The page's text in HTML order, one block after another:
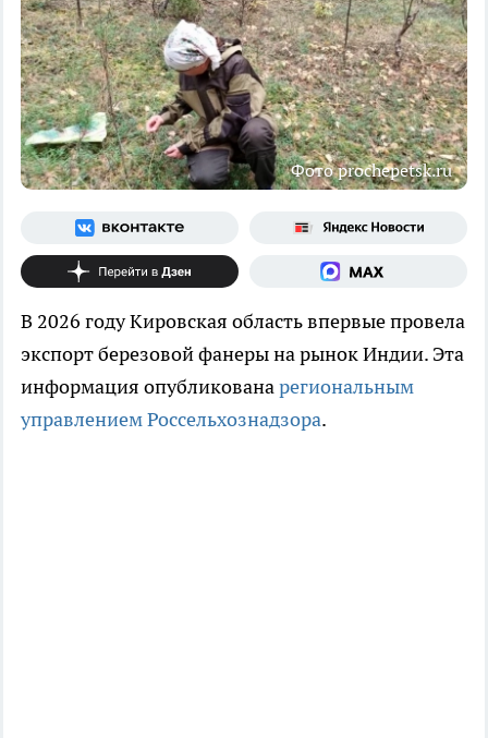
Фото prochepetsk.ru
В 2026 году Кировская область впервые провела
экспорт березовой фанеры на рынок Индии. Эта
информация опубликованарегиональным
управлением Россельхознадзора.